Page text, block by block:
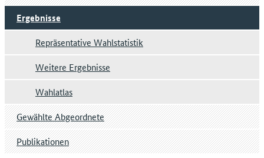
Ergebnisse
Repräsentative Wahlstatistik
Weitere Ergebnisse
Wahlatlas
Gewählte Abgeordnete
Publikationen